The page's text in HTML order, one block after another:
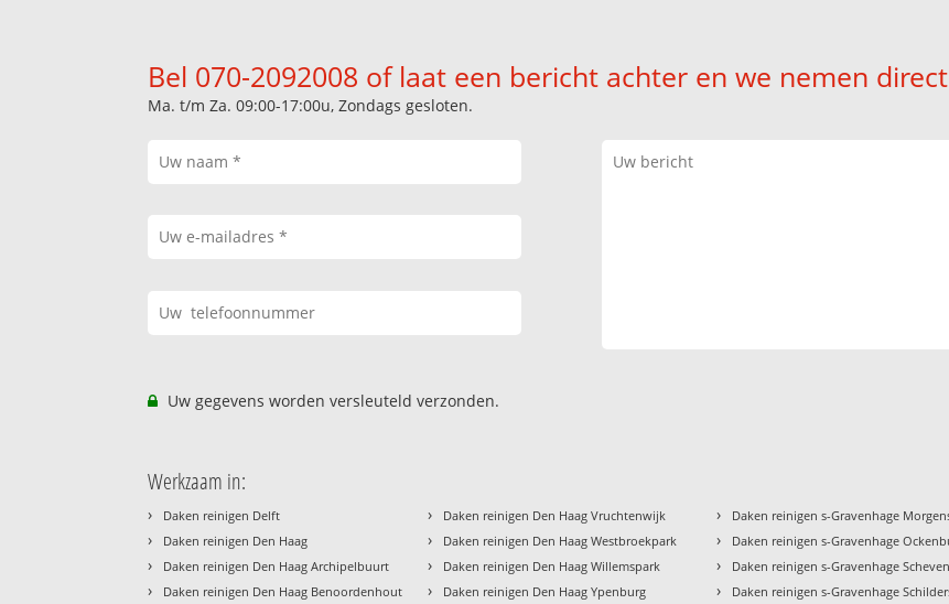
Bel 070-2092008 of laat een bericht achter en we nemen
Ma. t/m Za. 09:00-17:00u, Zondags gesloten.
Uw gegevens worden versleuteld verzonden.
Werkzaam in:
› Daken reinigen Delft
› Daken reinigen Den Haag
› Daken reinigen Den Haag Archipelbuurt
› Daken reinigen Den Haag Benoordenhout
› Daken reinigen Den Haag Vruchtenwijk
› Daken reinigen Den Haag Westbroekpark
› Daken reinigen Den Haag Willemspark
› Daken reinigen Den Haag Ypenburg
› Daken reinigen s-Gravenhage
› Daken reinigen s-Gravenhage
› Daken reinigen s-Gravenhage
› Daken reinigen s-Gravenhage